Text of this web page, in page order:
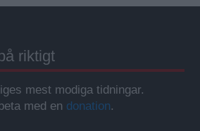
riktigt
mest modiga tidningar.
med en donation.